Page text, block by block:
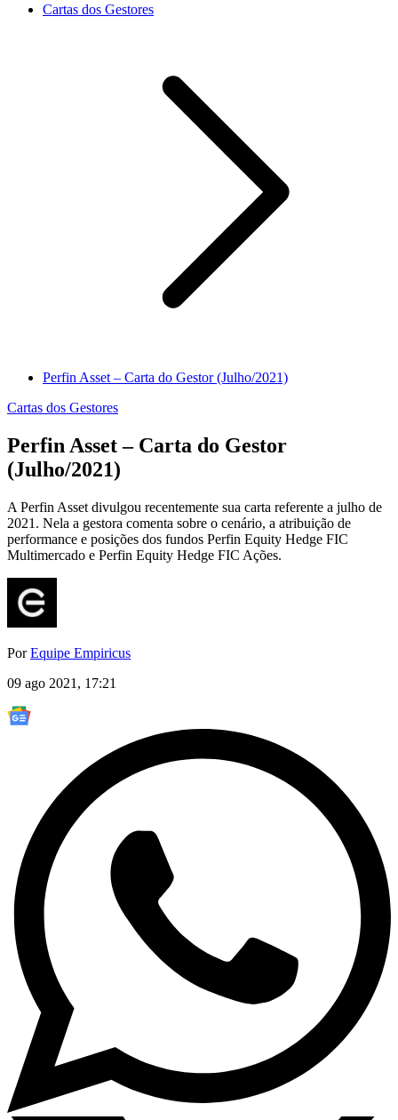
Cartas dos Gestores
Perfin Asset – Carta do Gestor (Julho/2021)
Cartas dos Gestores
Perfin Asset – Carta do Gestor
(Julho/2021)
A Perfin Asset divulgou recentemente sua carta referente a julho de
2021. Nela a gestora comenta sobre o cenário, a atribuição de
performance e posições dos fundos Perfin Equity Hedge FIC
Multimercado e Perfin Equity Hedge FIC Ações.
PorEquipe Empiricus
09 ago 2021, 17:21